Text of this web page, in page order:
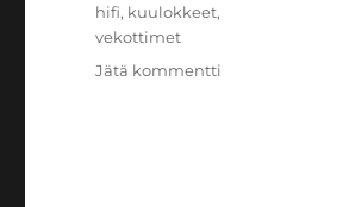
Avainsanat
hifi, kuulokkeet,
vekottimet
Jätä kommentti